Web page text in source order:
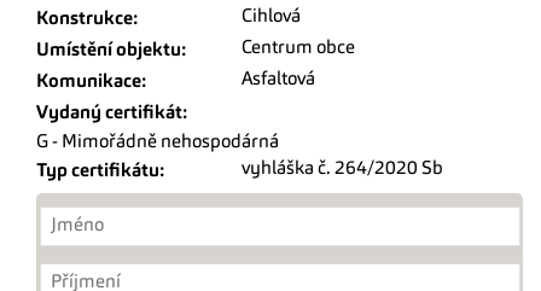
Konstrukce:
Cihlová
Umístění objektu:
Centrum obce
Komunikace:
Asfaltová
Vydaný certifikát:
G - Mimořádně nehospodárná
Typ certifikátu:
vyhláška č. 264/2020 Sb